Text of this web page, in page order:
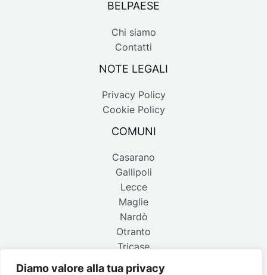
Diamo valore alla tua privacy
BELPAESE
Chi siamo
Contatti
NOTE LEGALI
Privacy Policy
Cookie Policy
COMUNI
Casarano
Gallipoli
Lecce
Maglie
Nardò
Otranto
Tricase